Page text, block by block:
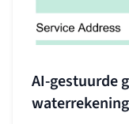
AI-gestuurde